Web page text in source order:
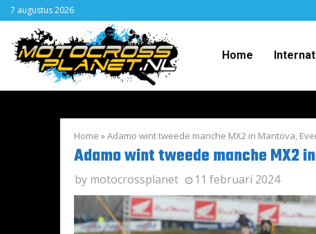
7 augustus 2026
Home
Home »Adamo wint tweede manche MX2 in Mantova,
Adamo wint tweede manche MX2
by motocrossplanet 11 februari 2024